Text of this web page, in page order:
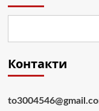
Контакти